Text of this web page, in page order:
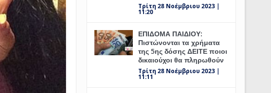
Τρίτη 28 Νοέμβριου 2023 |
11:20
ΕΠΙΔΟΜΑ ΠΑΙΔΙΟΥ:
Πιστώνονται τα χρήματα
της 5ης δόσης ΔΕΙΤΕ ποιοι
δικαιούχοι θα πληρωθούν
Τρίτη 28 Νοέμβριου 2023 |
11:11